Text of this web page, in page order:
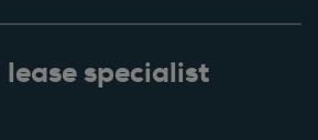
specialist